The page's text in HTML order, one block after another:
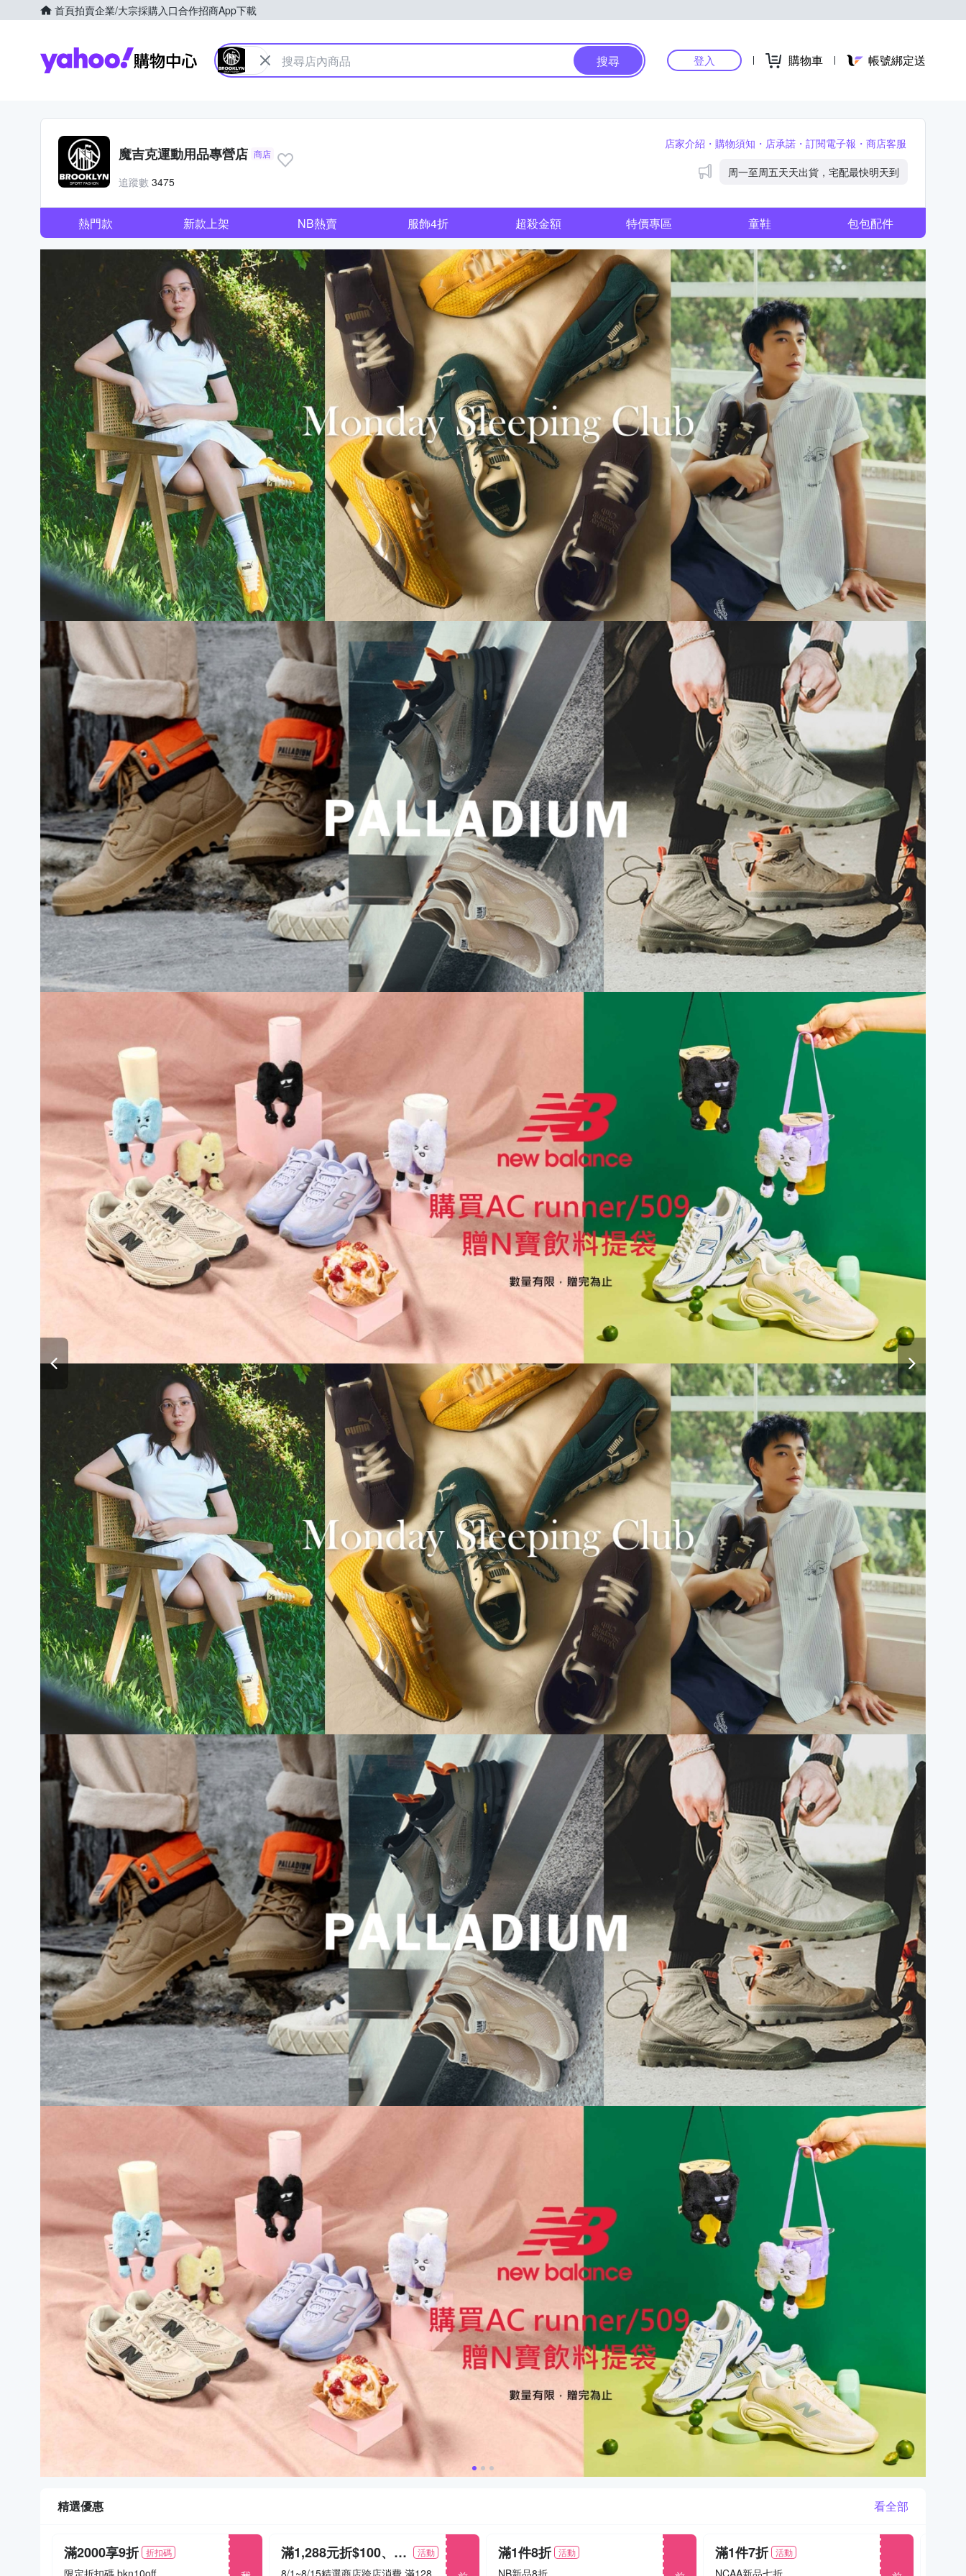
首頁拍賣企業/大宗採購入口合作招商App下載
Yahoo購物中心
搜尋 登入 購物車 帳號綁定送
魔吉克運動用品專營店 商店
追蹤數 3475
店家介紹 購物須知 店承諾 訂閱電子報
商店客服
公告周一至周五天天出貨，宅配最快明天到
熱門款 新款上架 NB熱賣 服飾4折 超殺金額 特價專區 童鞋 包包配件
精選優惠 看全部
滿2000享9折 折扣碼 滿1,288元折$100、滿1,888元折$200 活動 滿1件8折 活動 滿1件7折 活動